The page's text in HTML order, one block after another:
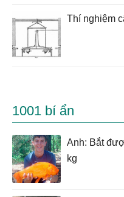
Thí nghiệm
1001 bí ẩn
Anh: Bắt
kg